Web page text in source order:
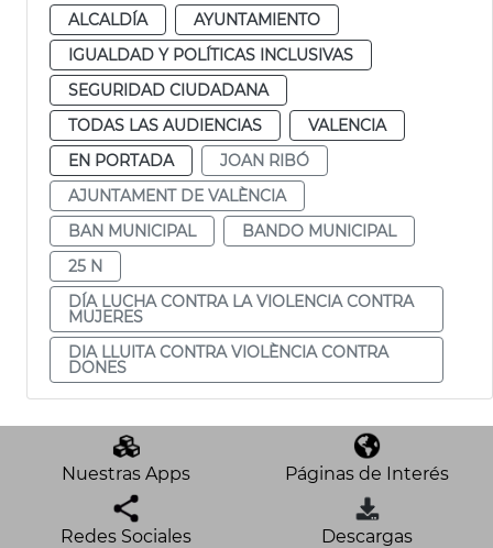
ALCALDÍA
AYUNTAMIENTO
IGUALDAD Y POLÍTICAS INCLUSIVAS
SEGURIDAD CIUDADANA
TODAS LAS AUDIENCIAS
VALENCIA
EN PORTADA
JOAN RIBÓ
AJUNTAMENT DE VALÈNCIA
BAN MUNICIPAL
BANDO MUNICIPAL
25 N
DÍA LUCHA CONTRA LA VIOLENCIA CONTRA
MUJERES
DIA LLUITA CONTRA VIOLÈNCIA CONTRA
DONES
Nuestras Apps Páginas de Interés
Redes Sociales Descargas